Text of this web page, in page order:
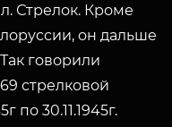
Стрелок. Кроме
он дальше
говорили
стрелковой
по 30.11.1945г.